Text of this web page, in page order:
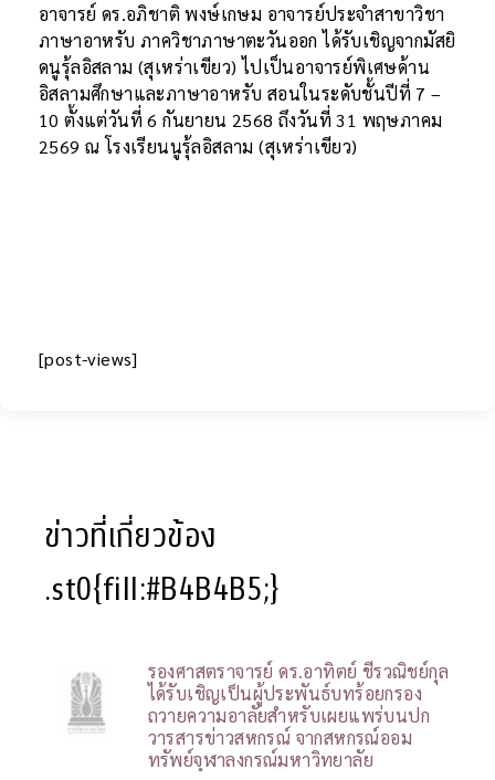
อาจารย์ ดร.อภิชาติ พงษ์เกษม อาจารย์ประจำสาขาวิชา
ภาษาอาหรับ ภาควิชาภาษาตะวันออก ได้รับเชิญจากมัสยิ
ดนูรุ้ลอิสลาม (สุเหร่าเขียว) ไปเป็นอาจารย์พิเศษด้าน
อิสลามศึกษาและภาษาอาหรับ สอนในระดับชั้นปีที่ 7 –
10 ตั้งแต่วันที่ 6 กันยายน 2568 ถึงวันที่ 31 พฤษภาคม
2569 ณ โรงเรียนนูรุ้ลอิสลาม (สุเหร่าเขียว)
[post-views]
ข่าวที่เกี่ยวข้อง
.st0{fill:#B4B4B5;}
รองศาสตราจารย์ ดร.อาทิตย์ ชีรวณิชย์กุล
ได้รับเชิญเป็นผู้ประพันธ์บทร้อยกรอง
ถวายความอาลัยสำหรับเผยแพร่บนปก
วารสารข่าวสหกรณ์ จากสหกรณ์ออม
ทรัพย์จุฬาลงกรณ์มหาวิทยาลัย